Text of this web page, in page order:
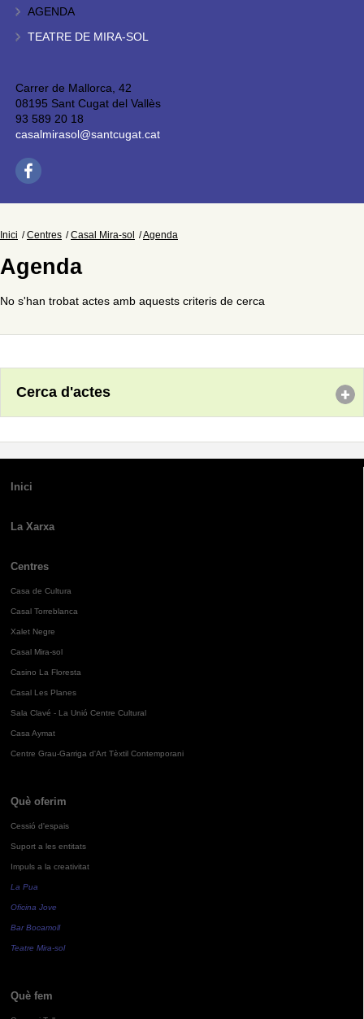
AGENDA
TEATRE DE MIRA-SOL
Carrer de Mallorca, 42
08195 Sant Cugat del Vallès
93 589 20 18
casalmirasol@santcugat.cat
Inici Centres Casal Mira-sol Agenda
Agenda
No s'han trobat actes amb aquests criteris de cerca
Cerca d'actes
Inici
La Xarxa
Centres
Casa de Cultura
Casal Torreblanca
Xalet Negre
Casal Mira-sol
Casino La Floresta
Casal Les Planes
Sala Clavé - La Unió Centre Cultural
Casa Aymat
Centre Grau-Garriga d'Art Tèxtil Contemporani
Què oferim
Cessió d'espais
Suport a les entitats
Impuls a la creativitat
La Pua
Oficina Jove
Bar Bocamoll
Teatre Mira-sol
Què fem